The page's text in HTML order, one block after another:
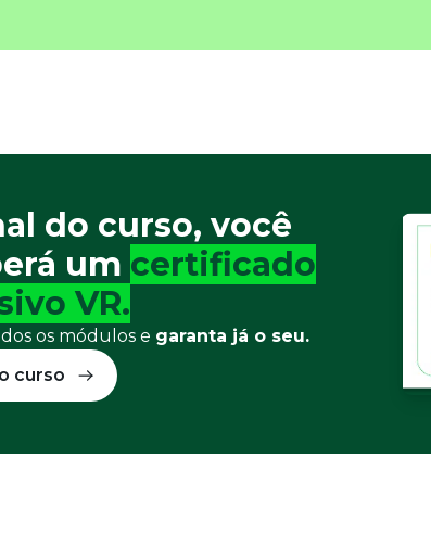
do curso, você
um certificado
VR.
os módulos e garanta já o seu.
curso